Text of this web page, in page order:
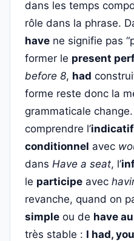
dans les temps
rôle dans la phrase.
have ne signifie pas
former le present
before 8, had
forme reste donc la
grammaticale change.
comprendre l’indicatif
conditionnel avec
dans Have a seat, l’
le participe avec
revanche, quand on
simple ou de have
très stable : I had,